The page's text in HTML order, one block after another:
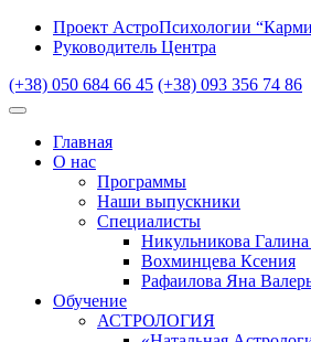
Проект АстроПсихологии
Руководитель Центра
(+38) 050 684 66 45 (+38) 093 356 74 86
Главная
О нас
Программы
Наши выпускники
Специалисты
Никульникова
Вохминцева Ксения
Рафаилова Яна
Обучение
АСТРОЛОГИЯ